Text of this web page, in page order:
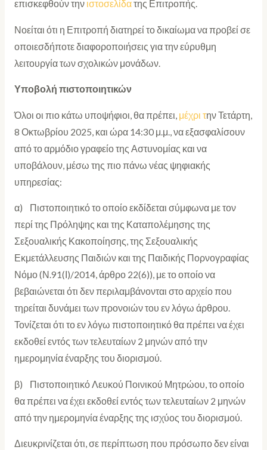
επισκεφθούν την ιστοσελίδατης Επιτροπής.
Νοείται ότι η Επιτροπή διατηρεί το δικαίωμα να προβεί σε
οποιεσδήποτε διαφοροποιήσεις για την εύρυθμη
λειτουργία των σχολικών μονάδων.
Υποβολή πιστοποιητικών
Όλοι οι πιο κάτω υποψήφιοι, θα πρέπει, μέχρι την Τετάρτη,
8 Οκτωβρίου 2025, και ώρα 14:30 μ.μ., να εξασφαλίσουν
από το αρμόδιο γραφείο της Αστυνομίας και να
υποβάλουν, μέσω της πιο πάνω νέας ψηφιακής
υπηρεσίας:
α) Πιστοποιητικό το οποίο εκδίδεται σύμφωνα με τον
περί της Πρόληψης και της Καταπολέμησης της
Σεξουαλικής Κακοποίησης, της Σεξουαλικής
Εκμετάλλευσης Παιδιών και της Παιδικής Πορνογραφίας
Νόμο (Ν.91(Ι)/2014, άρθρο 22(6)), με το οποίο να
βεβαιώνεται ότι δεν περιλαμβάνονται στο αρχείο που
τηρείται δυνάμει των προνοιών του εν λόγω άρθρου.
Τονίζεται ότι το εν λόγω πιστοποιητικό θα πρέπει να έχει
εκδοθεί εντός των τελευταίων 2 μηνών από την
ημερομηνία έναρξης του διορισμού.
β) Πιστοποιητικό Λευκού Ποινικού Μητρώου, το οποίο
θα πρέπει να έχει εκδοθεί εντός των τελευταίων 2 μηνών
από την ημερομηνία έναρξης της ισχύος του διορισμού.
Διευκρινίζεται ότι, σε περίπτωση που πρόσωπο δεν είναι